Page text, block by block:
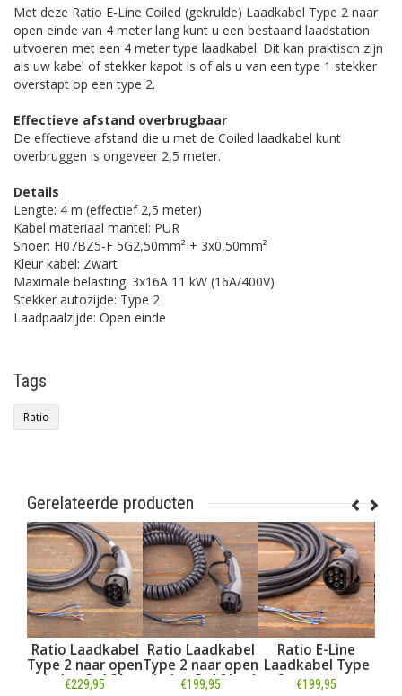
Met deze Ratio E-Line Coiled (gekrulde) Laadkabel Type 2 naar
open einde van 4 meter lang kunt u een bestaand laadstation
uitvoeren met een 4 meter type laadkabel. Dit kan praktisch zijn
als uw kabel of stekker kapot is of als u van een type 1 stekker
overstapt op een type 2.
Effectieve afstand overbrugbaar
De effectieve afstand die u met de Coiled laadkabel kunt
overbruggen is ongeveer 2,5 meter.
Details
Lengte: 4 m (effectief 2,5 meter)
Kabel materiaal mantel: PUR
Snoer: H07BZ5-F 5G2,50mm² + 3x0,50mm²
Kleur kabel: Zwart
Maximale belasting: 3x16A 11 kW (16A/400V)
Stekker autozijde: Type 2
Laadpaalzijde: Open einde
Tags
Ratio
Gerelateerde producten
Laadkabel
2 naar open
- 3x16A -
Ratio Laadkabel
Type 2 naar open
einde - 3x16A - 4
Ratio E-Line
Laadkabel Type
2 naar open
Ratio E-
Laadkabel